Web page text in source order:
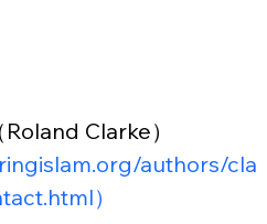
Clarke）
authors/cla
）